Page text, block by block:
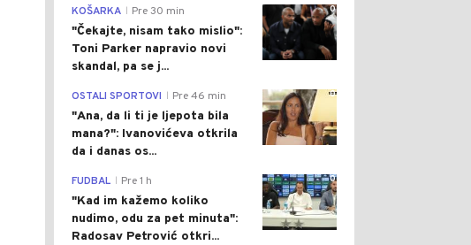
0
KOŠARKA Pre 30 min
"Čekajte, nisam tako mislio":
Toni Parker napravio novi
skandal, pa se j...
0
OSTALI SPORTOVI Pre 46 min
"Ana, da li ti je ljepota bila
mana?": Ivanovićeva otkrila
da i danas os...
0
FUDBAL Pre 1 h
"Kad im kažemo koliko
nudimo, odu za pet minuta":
Radosav Petrović otkri...